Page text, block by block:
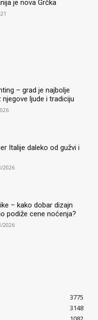
je nova Grčka
– grad je najbolje
ljude i tradiciju
Italije daleko od gužvi i
2026
– kako dobar dizajn
podiže cene noćenja?
2026
3775
3148